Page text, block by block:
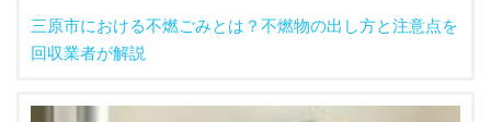
三原市における不燃ごみとは？不燃物の出し方と注意点を
回収業者が解説